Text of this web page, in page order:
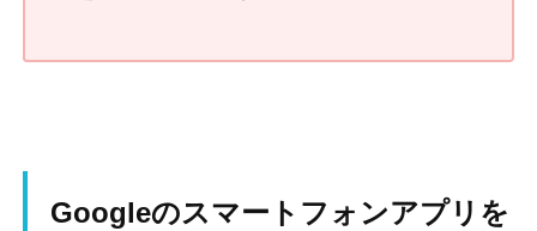
Googleのスマートフォンアプリを